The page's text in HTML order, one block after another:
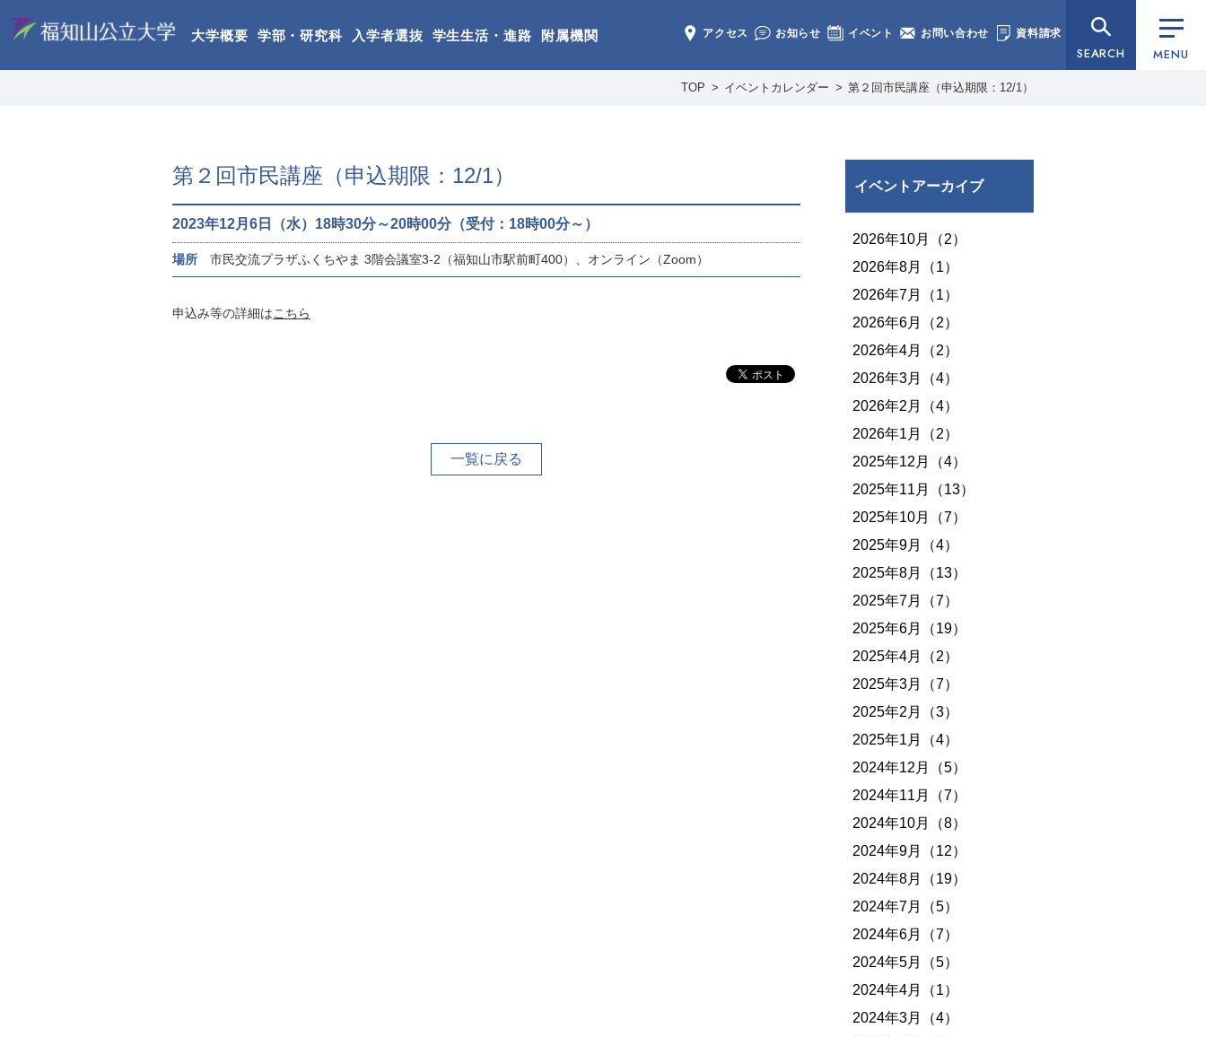
大学概要 学部・研究科 入学者選抜 学生生活・進路 附属機関 アクセス お知らせ イベント お問い合わせ 資料請求
SEARCH MENU
TOP イベントカレンダー 第２回市民講座（申込期限：12/1）
第２回市民講座（申込期限：12/1）
2023年12月6日（水）18時30分～20時00分（受付：18時00分～）
場所 市民交流プラザふくちやま 3階会議室3-2（福知山市駅前町400）、オンライン（Zoom）
申込み等の詳細はこちら
一覧に戻る
イベントアーカイブ
2026年10月（2）
2026年8月（1）
2026年7月（1）
2026年6月（2）
2026年4月（2）
2026年3月（4）
2026年2月（4）
2026年1月（2）
2025年12月（4）
2025年11月（13）
2025年10月（7）
2025年9月（4）
2025年8月（13）
2025年7月（7）
2025年6月（19）
2025年4月（2）
2025年3月（7）
2025年2月（3）
2025年1月（4）
2024年12月（5）
2024年11月（7）
2024年10月（8）
2024年9月（12）
2024年8月（19）
2024年7月（5）
2024年6月（7）
2024年5月（5）
2024年4月（1）
2024年3月（4）